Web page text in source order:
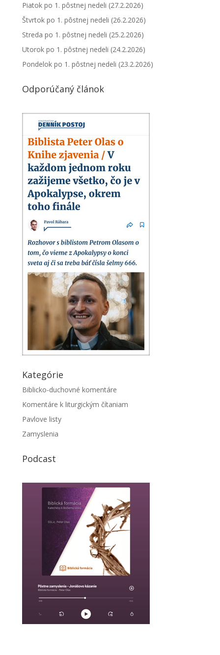
Piatok po 1. pôstnej nedeli (27.2.2026)
Štvrtok po 1. pôstnej nedeli (26.2.2026)
Streda po 1. pôstnej nedeli (25.2.2026)
Utorok po 1. pôstnej nedeli (24.2.2026)
Pondelok po 1. pôstnej nedeli (23.2.2026)
Odporúčaný článok
Kategórie
Biblicko-duchovné komentáre
Komentáre k liturgickým čítaniam
Pavlove listy
Zamyslenia
Podcast